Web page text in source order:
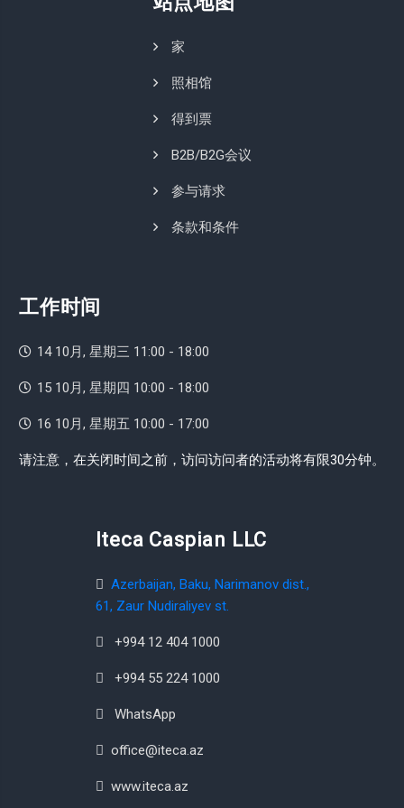
家
照相馆
得到票
B2B/B2G会议
参与请求
条款和条件
工作时间
14 10月, 星期三 11:00 - 18:00
15 10月, 星期四 10:00 - 18:00
16 10月, 星期五 10:00 - 17:00
请注意，在关闭时间之前，访问访问者的活动将有限30分钟。
Iteca Caspian LLC
Azerbaijan, Baku, Narimanov dist.,
61, Zaur Nudiraliyev st.
+994 12 404 1000
+994 55 224 1000
WhatsApp
office@iteca.az
www.iteca.az